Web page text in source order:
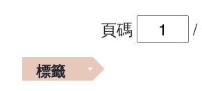
頁碼 /
標籤